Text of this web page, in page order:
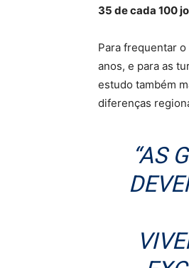
35 de cada 100
Para frequentar
anos, e para as
estudo também
diferenças
“AS